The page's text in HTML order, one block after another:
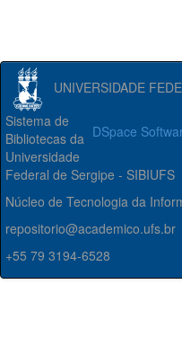
UNIVERSIDADE
DSpace
Sistema de
Bibliotecas da
Universidade
Federal de Sergipe - SIBIUFS
Núcleo de Tecnologia da
repositorio@academico.ufs.br
+55 79 3194-6528